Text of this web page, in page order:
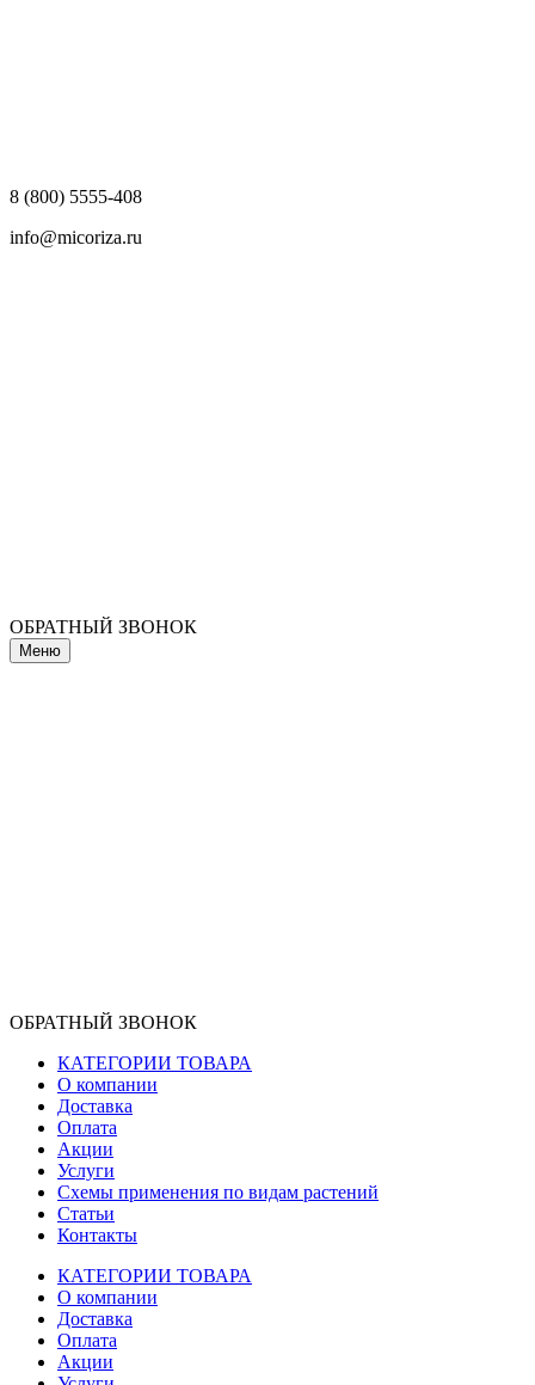
8 (800) 5555-408
info@micoriza.ru
ОБРАТНЫЙ ЗВОНОК
Меню
ОБРАТНЫЙ ЗВОНОК
КАТЕГОРИИ ТОВАРА
О компании
Доставка
Оплата
Акции
Услуги
Схемы применения по видам растений
Статьи
Контакты
КАТЕГОРИИ ТОВАРА
О компании
Доставка
Оплата
Акции